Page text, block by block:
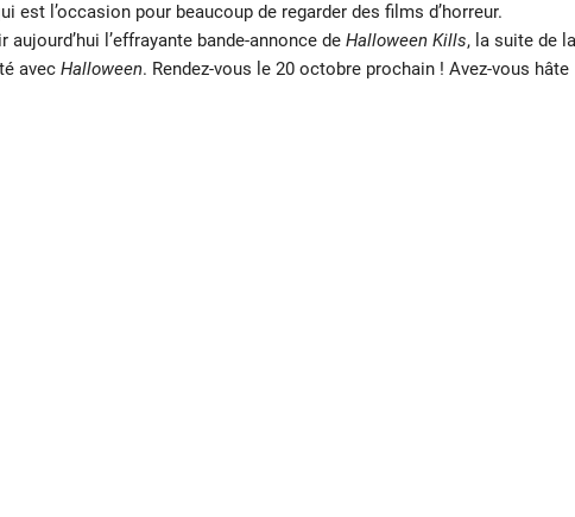
est l’occasion pour beaucoup de regarder des films d’horreur.
l’effrayante bande-annonce de Halloween Kills, la suite de la
avec Halloween. Rendez-vous le 20 octobre prochain ! Avez-vous hâte